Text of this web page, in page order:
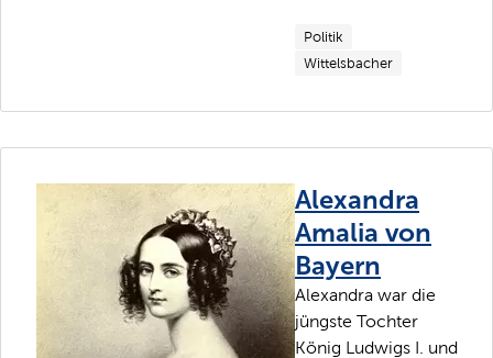
Politik
Wittelsbacher
Alexandra
Amalia von
Bayern
Alexandra war die
jüngste Tochter
König Ludwigs I. und